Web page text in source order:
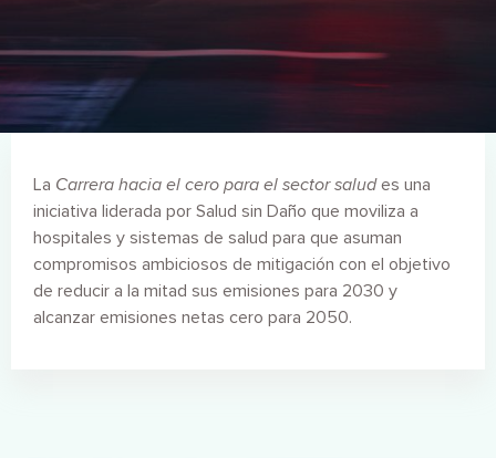
La Carrera hacia el cero para el sector saludes una
iniciativa liderada por Salud sin Daño que moviliza a
hospitales y sistemas de salud para que asuman
compromisos ambiciosos de mitigación con el objetivo
de reducir a la mitad sus emisiones para 2030 y
alcanzar emisiones netas cero para 2050.